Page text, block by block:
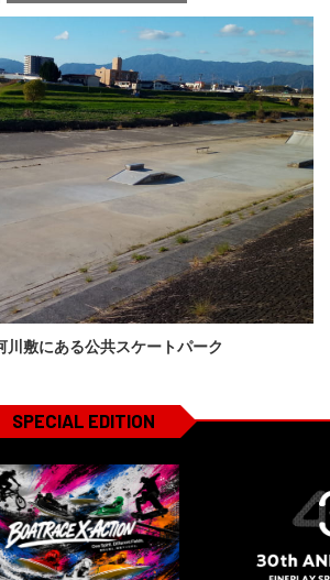
川敷にある公共スケートパーク
SPECIAL EDITION